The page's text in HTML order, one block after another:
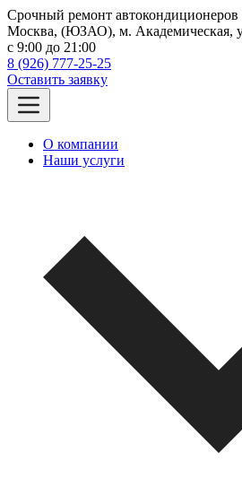
Срочный ремонт автокондиционеров
Москва, (ЮЗАО), м. Академическая,
c 9:00 до 21:00
8 (926) 777-25-25
Оставить заявку
О компании
Наши услуги